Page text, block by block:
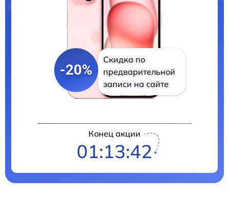
-20%
Скидка по
предварительной
записи на сайте
Конец акции
01:13:41